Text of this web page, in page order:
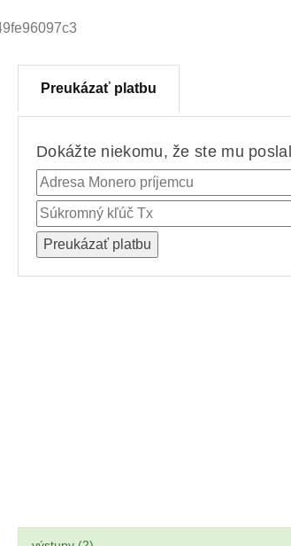
Preukázať platbu
Dokážte niekomu, že ste mu